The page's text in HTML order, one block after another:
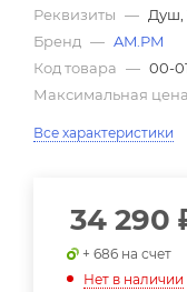
Реквизиты — Душ,
Бренд — AM.PM
Код товара — 00-
Максимальная цена
Все характеристики
34 290
+ 686 на счет
Нет в наличии